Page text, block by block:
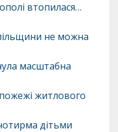
втопилася…
не можна
масштабна
житлового
дітьми